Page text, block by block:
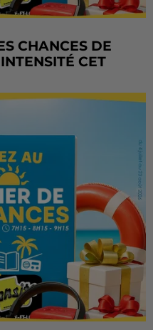
CHANCES DE
CET
votre chance ? Ou vous
Intensité ! Chaque